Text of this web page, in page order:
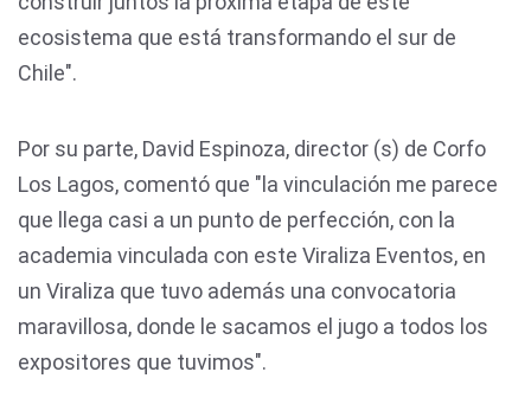
ecosistema que está transformando el sur de
Chile".
Por su parte, David Espinoza, director (s) de Corfo
Los Lagos, comentó que "la vinculación me parece
que llega casi a un punto de perfección, con la
academia vinculada con este Viraliza Eventos, en
un Viraliza que tuvo además una convocatoria
maravillosa, donde le sacamos el jugo a todos los
expositores que tuvimos".